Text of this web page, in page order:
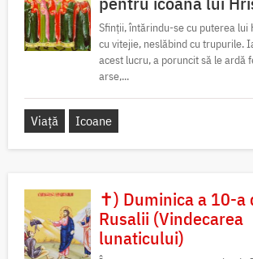
Sfinții, întărindu-se cu puterea lui
cu vitejie, neslăbind cu trupurile.
acest lucru, a poruncit să le ardă
arse,...
Viață Icoane
✝) Duminica a 10-a
Rusalii (Vindecarea
lunaticului)